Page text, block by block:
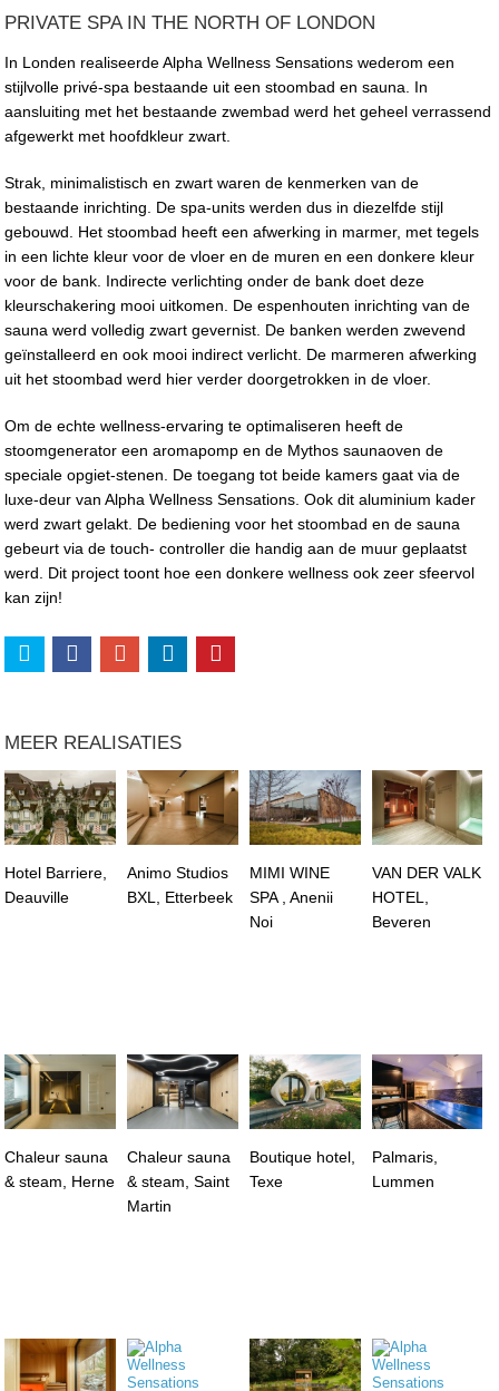
PRIVATE SPA IN THE NORTH OF LONDON
In Londen realiseerde Alpha Wellness Sensations wederom een
stijlvolle privé-spa bestaande uit een stoombad en sauna. In
aansluiting met het bestaande zwembad werd het geheel verrassend
afgewerkt met hoofdkleur zwart.
Strak, minimalistisch en zwart waren de kenmerken van de
bestaande inrichting. De spa-units werden dus in diezelfde stijl
gebouwd. Het stoombad heeft een afwerking in marmer, met tegels
in een lichte kleur voor de vloer en de muren en een donkere kleur
voor de bank. Indirecte verlichting onder de bank doet deze
kleurschakering mooi uitkomen. De espenhouten inrichting van de
sauna werd volledig zwart gevernist. De banken werden zwevend
geïnstalleerd en ook mooi indirect verlicht. De marmeren afwerking
uit het stoombad werd hier verder doorgetrokken in de vloer.
Om de echte wellness-ervaring te optimaliseren heeft de
stoomgenerator een aromapomp en de Mythos saunaoven de
speciale opgiet-stenen. De toegang tot beide kamers gaat via de
luxe-deur van Alpha Wellness Sensations. Ook dit aluminium kader
werd zwart gelakt. De bediening voor het stoombad en de sauna
gebeurt via de touch- controller die handig aan de muur geplaatst
werd. Dit project toont hoe een donkere wellness ook zeer sfeervol
kan zijn!
MEER REALISATIES
Hotel Barriere,
Deauville
Animo Studios
BXL, Etterbeek
MIMI WINE
SPA , Anenii
Noi
VAN DER VALK
HOTEL,
Beveren
Chaleur sauna
& steam, Herne
Chaleur sauna
& steam, Saint
Martin
Boutique hotel,
Texe
Palmaris,
Lummen